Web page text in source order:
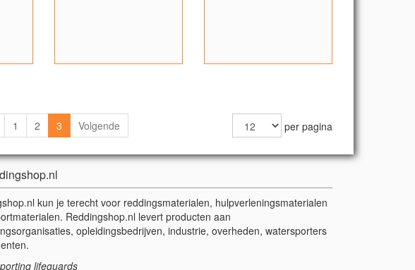
1 2 3 Volgende per pagina
kun je terecht voor reddingsmaterialen, hulpverleningsmaterialen
Reddingshop.nl levert producten aan
opleidingsbedrijven, industrie, overheden, watersporters
lifeguards